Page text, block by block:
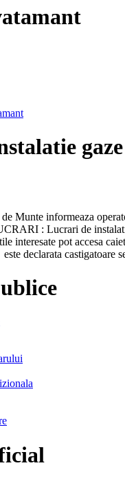
Munte informeaza
: Lucrari de
interesate pot accesa
este declarata castigatoare